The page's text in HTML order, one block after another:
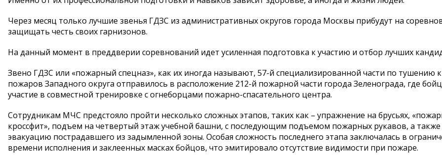
Через месяц только лучшие звенья ГДЗС из административных округов города Москвы прибудут на
защищать честь своих гарнизонов.
На данный момент в преддверии соревнований идет усиленная подготовка к участию и отбор лучших
Звено ГДЗС или «пожарный спецназ», как их иногда называют, 57-й специализированной части по тушению
пожаров Западного округа отправилось в расположение 212-й пожарной части города Зеленограда, где
участие в совместной тренировке с огнеборцами пожарно-спасательного центра.
Сотрудникам МЧС предстояло пройти несколько сложных этапов, таких как – упражнение на брусьях,
кроссфит», подъем на четвертый этаж учебной башни, с последующим подъемом пожарных рукавов, а также
эвакуацию пострадавшего из задымленной зоны. Особая сложность последнего этапа заключалась в
времени исполнения и заклеенных масках бойцов, что эмитировало отсутствие видимости при пожаре.